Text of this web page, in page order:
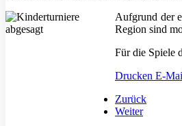
Aufgrund der
Region sind
Für die Spiele
Drucken E-
Zurück
Weiter